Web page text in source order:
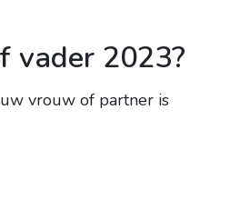
vader 2023?
vrouw of partner is